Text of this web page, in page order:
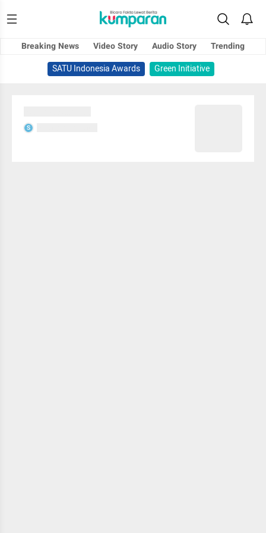
Breaking News Video Story Audio Story
Trending
SATU Indonesia Awards
Green Initiative
S